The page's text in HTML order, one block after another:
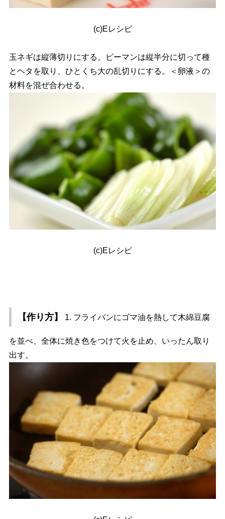
(c)Eレシピ
玉ネギは縦薄切りにする。ピーマンは縦半分に切って種
とヘタを取り、ひとくち大の乱切りにする。＜卵液＞の
材料を混ぜ合わせる。
(c)Eレシピ
【作り方】 1. フライパンにゴマ油を熱して木綿豆腐
を並べ、全体に焼き色をつけて火を止め、いったん取り
出す。